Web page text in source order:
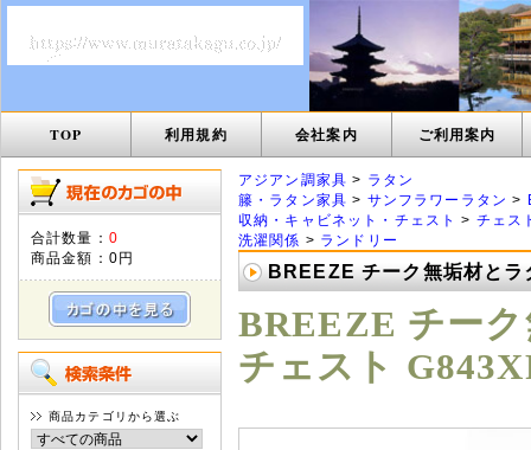
TOP 利用規約 会社案内 ご利用案内
合計数量： 0
商品金額： 0円
商品カテゴリから選ぶ
アジアン調家具 > ラタン
籐・ラタン家具 > サンフラワーラタン >
収納・キャビネット・チェスト
> チェス
洗濯関係 > ランドリー
BREEZE チーク無垢材と
BREEZE チー
チェスト